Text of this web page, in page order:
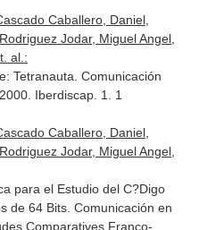
Caballero, Daniel,
Jodar, Miguel Angel,
al.:
Tetranauta. Comunicación
Iberdiscap. 1. 1
Caballero, Daniel,
Jodar, Miguel Angel,
para el Estudio del C?Digo
de 64 Bits. Comunicación en
Comparatives Franco-